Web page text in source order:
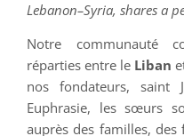
Lebanon–Syria, shares a
Notre communauté
réparties entre le Liban
nos fondateurs, saint
Euphrasie, les sœurs
auprès des familles,